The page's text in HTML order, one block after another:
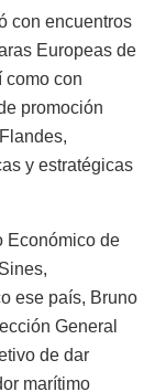
con encuentros
Europeas de
como con
promoción
y estratégicas
Económico de
ese país, Bruno
General
de dar
marítimo